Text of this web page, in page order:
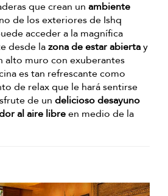
que crean un ambiente
de los exteriores de Ishq
acceder a la magnífica
desde lazona de estar abiertay
alto muro con exuberantes
es tan refrescante como
de relax que le hará sentirse
de un delicioso desayuno
al aire libreen medio de la